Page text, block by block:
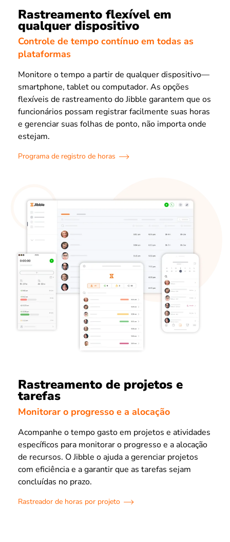
Rastreamento flexível em
qualquer dispositivo
Controle de tempo contínuo em todas as
plataformas
Monitore o tempo a partir de qualquer dispositivo—
smartphone, tablet ou computador. As opções
flexíveis de rastreamento do Jibble garantem que os
funcionários possam registrar facilmente suas horas
e gerenciar suas folhas de ponto, não importa onde
estejam.
Programa de registro de horas
Rastreamento de projetos e
tarefas
Monitorar o progresso e a alocação
Acompanhe o tempo gasto em projetos e atividades
específicos para monitorar o progresso e a alocação
de recursos. O Jibble o ajuda a gerenciar projetos
com eficiência e a garantir que as tarefas sejam
concluídas no prazo.
Rastreador de horas por projeto